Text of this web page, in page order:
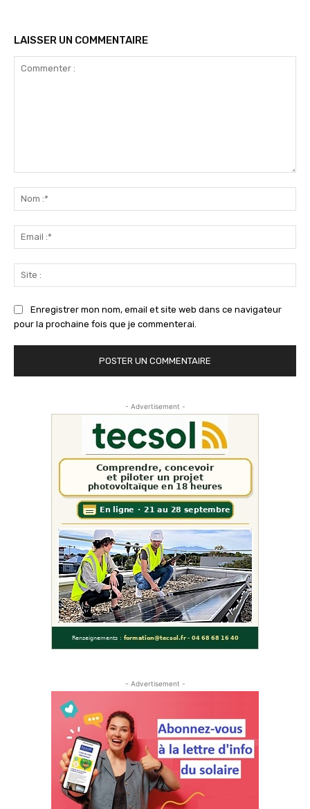
LAISSER UN COMMENTAIRE
Enregistrer mon nom, email et site web dans ce navigateur
pour la prochaine fois que je commenterai.
- Advertisement -
- Advertisement -